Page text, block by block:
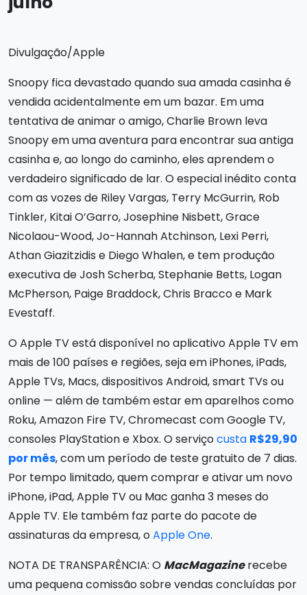
Divulgação/Apple
Snoopy fica devastado quando sua amada casinha é
vendida acidentalmente em um bazar. Em uma
tentativa de animar o amigo, Charlie Brown leva
Snoopy em uma aventura para encontrar sua antiga
casinha e, ao longo do caminho, eles aprendem o
verdadeiro significado de lar. O especial inédito conta
com as vozes de Riley Vargas, Terry McGurrin, Rob
Tinkler, Kitai O’Garro, Josephine Nisbett, Grace
Nicolaou-Wood, Jo-Hannah Atchinson, Lexi Perri,
Athan Giazitzidis e Diego Whalen, e tem produção
executiva de Josh Scherba, Stephanie Betts, Logan
McPherson, Paige Braddock, Chris Bracco e Mark
Evestaff.
O Apple TV está disponível no aplicativo Apple TV em
mais de 100 países e regiões, seja em iPhones, iPads,
Apple TVs, Macs, dispositivos Android, smart TVs ou
online — além de também estar em aparelhos como
Roku, Amazon Fire TV, Chromecast com Google TV,
consoles PlayStation e Xbox. O serviçocusta R$29,90
por mês, com um período de teste gratuito de 7 dias.
Por tempo limitado, quem comprar e ativar um novo
iPhone, iPad, Apple TV ou Mac ganha 3 meses do
Apple TV. Ele também faz parte do pacote de
assinaturas da empresa, oApple One.
NOTA DE TRANSPARÊNCIA: O MacMagazinerecebe
uma pequena comissão sobre vendas concluídas por